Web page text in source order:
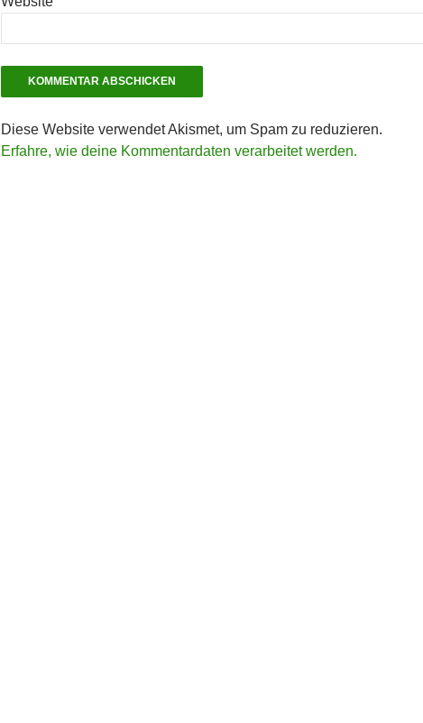
Diese Website verwendet Akismet, um Spam zu reduzieren.
Erfahre, wie deine Kommentardaten verarbeitet werden.